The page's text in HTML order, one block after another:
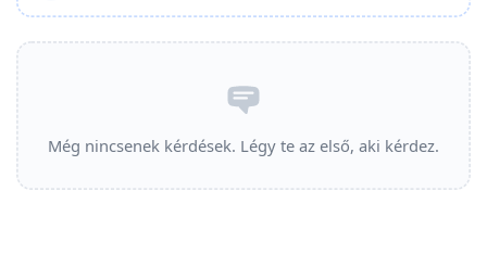
Még nincsenek kérdések. Légy te az első, aki kérdez.